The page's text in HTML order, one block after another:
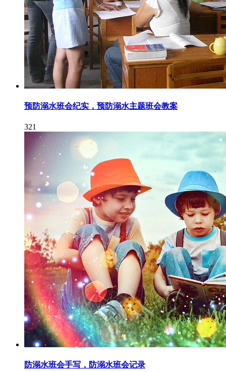
预防溺水班会纪实，预防溺水主题班会教案
321
防溺水班会手写，防溺水班会记录